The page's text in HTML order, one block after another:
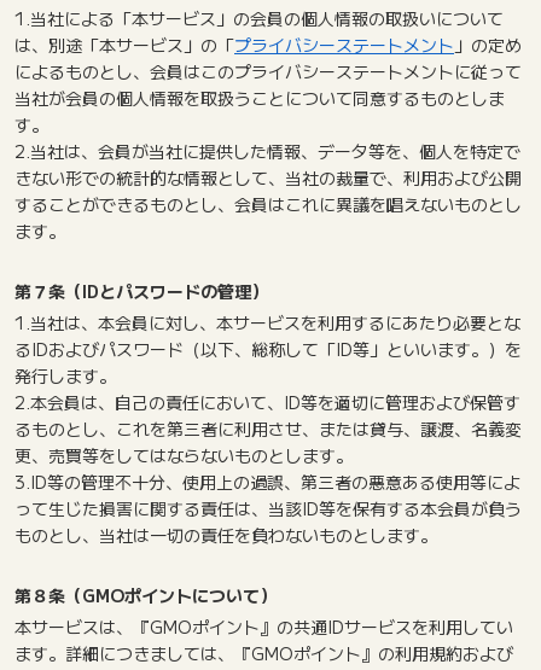
1.当社による「本サービス」の会員の個人情報の取扱いについて
は、別途「本サービス」の「プライバシーステートメント 」の定め
によるものとし、会員はこのプライバシーステートメントに従って
当社が会員の個人情報を取扱うことについて同意するものとしま
す。
2.当社は、会員が当社に提供した情報、データ等を、個人を特定で
きない形での統計的な情報として、当社の裁量で、利用および公開
することができるものとし、会員はこれに異議を唱えないものとし
ます。
第７条（IDとパスワードの管理）
1.当社は、本会員に対し、本サービスを利用するにあたり必要とな
るIDおよびパスワード（以下、総称して「ID等」といいます。）を
発行します。
2.本会員は、自己の責任において、ID等を適切に管理および保管す
るものとし、これを第三者に利用させ、または貸与、譲渡、名義変
更、売買等をしてはならないものとします。
3.ID等の管理不十分、使用上の過誤、第三者の悪意ある使用等によ
って生じた損害に関する責任は、当該ID等を保有する本会員が負う
ものとし、当社は一切の責任を負わないものとします。
第８条（GMOポイントについて）
本サービスは、『GMOポイント』の共通IDサービスを利用してい
ます。詳細につきましては、『GMOポイント』の利用規約および